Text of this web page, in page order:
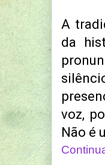
A
da
voz,
Não é